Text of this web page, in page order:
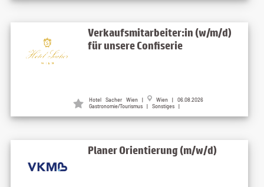
Verkaufsmitarbeiter:in (w/m/d)
für unsere Confiserie
Hotel Sacher Wien | Wien | 06.08.2026
Gastronomie/Tourismus | Sonstiges |
Planer Orientierung (m/w/d)